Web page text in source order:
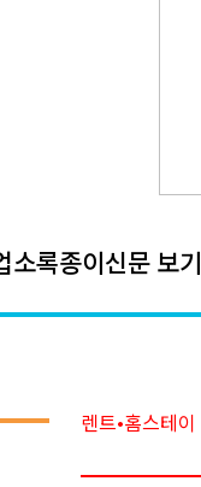
소록종이신문 보기
렌트•홈스테이